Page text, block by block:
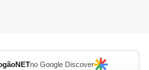
no Google Discover